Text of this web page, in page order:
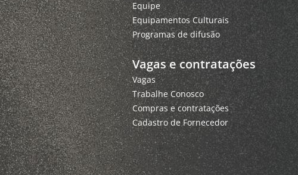
Equipe
Equipamentos Culturais
Programas de difusão
Vagas e contratações
Vagas
Trabalhe Conosco
Compras e contratações
Cadastro de Fornecedor